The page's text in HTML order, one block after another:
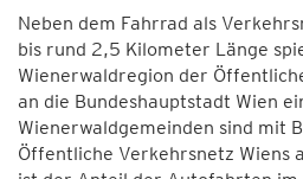
Neben dem Fahrrad als
bis rund 2,5 Kilometer Länge
Wienerwaldregion der
an die Bundeshauptstadt Wien
Wienerwaldgemeinden sind mit
Öffentliche Verkehrsnetz Wiens